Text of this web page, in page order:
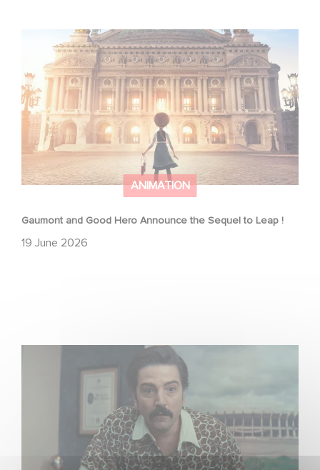
ANIMATION
Gaumont and Good Hero Announce the Sequel to Leap !
19 June 2026
Gaumont and Good Hero Announce the Sequel to Leap !
Mexico 86 is now streaming on Netflix